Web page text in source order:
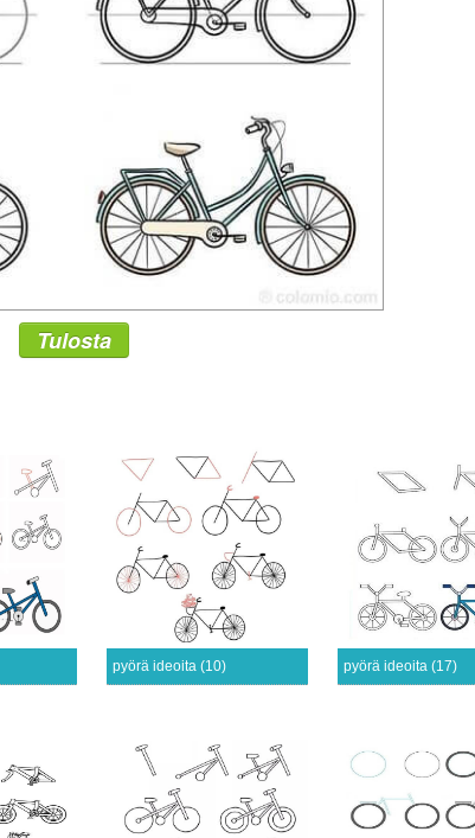
Tulosta
pyörä ideoita (10) pyörä ideoita (17)